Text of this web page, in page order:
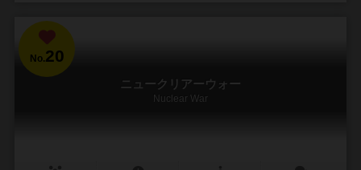
No.20
ニュークリアーウォー
Nuclear War